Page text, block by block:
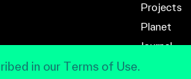
Projects
Planet
Journal
in our Terms of Use.